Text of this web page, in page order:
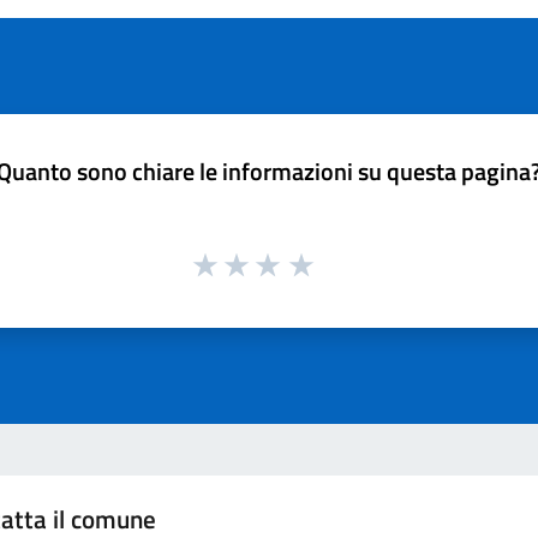
sono chiare le informazioni su questa
il comune